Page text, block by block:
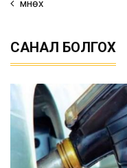
Өмнөх
САНАЛ БОЛГОХ